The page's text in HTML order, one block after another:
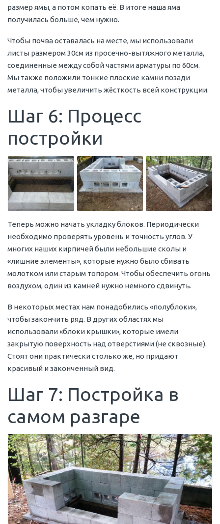
размер ямы, а потом копать её. В итоге наша яма
получилась больше, чем нужно.
Чтобы почва оставалась на месте, мы использовали
листы размером 30см из просечно-вытяжного металла,
соединенные между собой частями арматуры по 60см.
Мы также положили тонкие плоские камни позади
металла, чтобы увеличить жёсткость всей конструкции.
Шаг 6: Процесс
постройки
Теперь можно начать укладку блоков. Периодически
необходимо проверять уровень и точность углов. У
многих наших кирпичей были небольшие сколы и
«лишние элементы», которые нужно было сбивать
молотком или старым топором. Чтобы обеспечить огонь
воздухом, один из камней нужно немного сдвинуть.
В некоторых местах нам понадобились «полублоки»,
чтобы закончить ряд. В других областях мы
использовали «блоки крышки», которые имели
закрытую поверхность над отверстиями (не сквозные).
Стоят они практически столько же, но придают
красивый и законченный вид.
Шаг 7: Постройка в
самом разгаре